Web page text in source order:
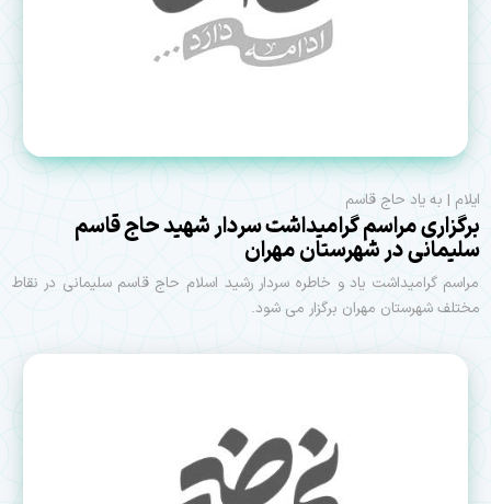
ایلام | به یاد حاج قاسم
برگزاری مراسم گرامیداشت سردار شهید حاج قاسم
سلیمانی در شهرستان مهران
مراسم گرامیداشت یاد و خاطره سردار رشید اسلام حاج قاسم سلیمانی در نقاط
مختلف شهرستان مهران برگزار می شود.